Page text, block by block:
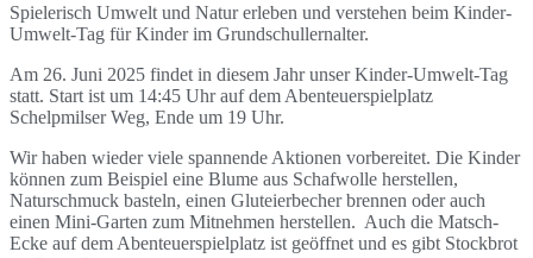
Spielerisch Umwelt und Natur erleben und verstehen beim Kinder-
Umwelt-Tag für Kinder im Grundschullernalter.
Am 26. Juni 2025 findet in diesem Jahr unser Kinder-Umwelt-Tag
statt. Start ist um 14:45 Uhr auf dem Abenteuerspielplatz
Schelpmilser Weg, Ende um 19 Uhr.
Wir haben wieder viele spannende Aktionen vorbereitet. Die Kinder
können zum Beispiel eine Blume aus Schafwolle herstellen,
Naturschmuck basteln, einen Gluteierbecher brennen oder auch
einen Mini-Garten zum Mitnehmen herstellen. Auch die Matsch-
Ecke auf dem Abenteuerspielplatz ist geöffnet und es gibt Stockbrot